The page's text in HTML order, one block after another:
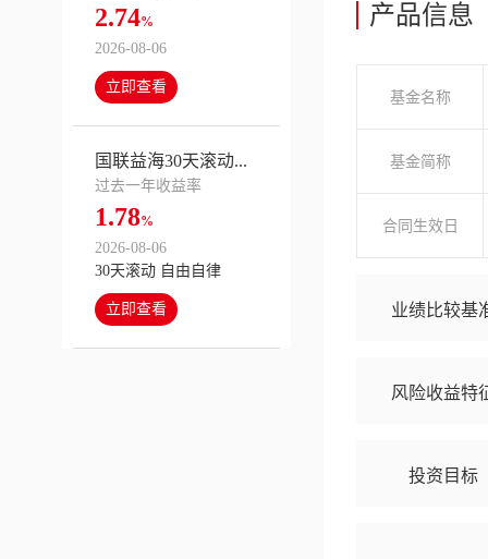
2.74%
2026-08-06
立即查看
国联益海30天滚动...
过去一年收益率
1.78%
2026-08-06
30天滚动 自由自律
立即查看
产品信息
基金名称
基金简称
合同生效日
业绩比较基
风险收益特
投资目标